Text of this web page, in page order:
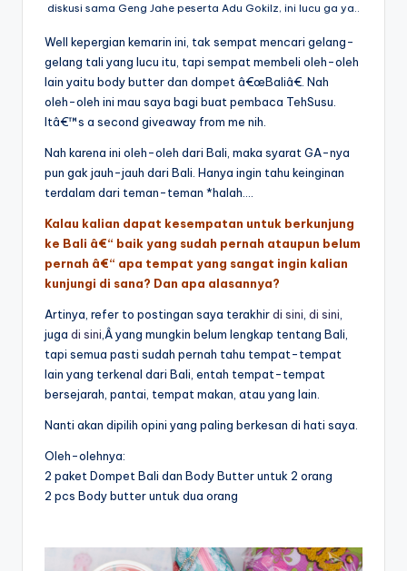
diskusi sama Geng Jahe peserta Adu Gokilz, ini lucu ga ya..
Well kepergian kemarin ini, tak sempat mencari gelang-
gelang tali yang lucu itu, tapi sempat membeli oleh-oleh
lain yaitu body butter dan dompet â€œBaliâ€. Nah
oleh-oleh ini mau saya bagi buat pembaca TehSusu.
Itâ€™s a second giveaway from me nih.
Nah karena ini oleh-oleh dari Bali, maka syarat GA-nya
pun gak jauh-jauh dari Bali. Hanya ingin tahu keinginan
terdalam dari teman-teman *halah….
Kalau kalian dapat kesempatan untuk berkunjung
ke Bali â€“ baik yang sudah pernah ataupun belum
pernah â€“ apa tempat yang sangat ingin kalian
kunjungi di sana? Dan apa alasannya?
Artinya, refer to postingan saya terakhirdi sini, di sini,
juga di sini,Â yang mungkin belum lengkap tentang Bali,
tapi semua pasti sudah pernah tahu tempat-tempat
lain yang terkenal dari Bali, entah tempat-tempat
bersejarah, pantai, tempat makan, atau yang lain.
Nanti akan dipilih opini yang paling berkesan di hati saya.
Oleh-olehnya:
2 paket Dompet Bali dan Body Butter untuk 2 orang
2 pcs Body butter untuk dua orang